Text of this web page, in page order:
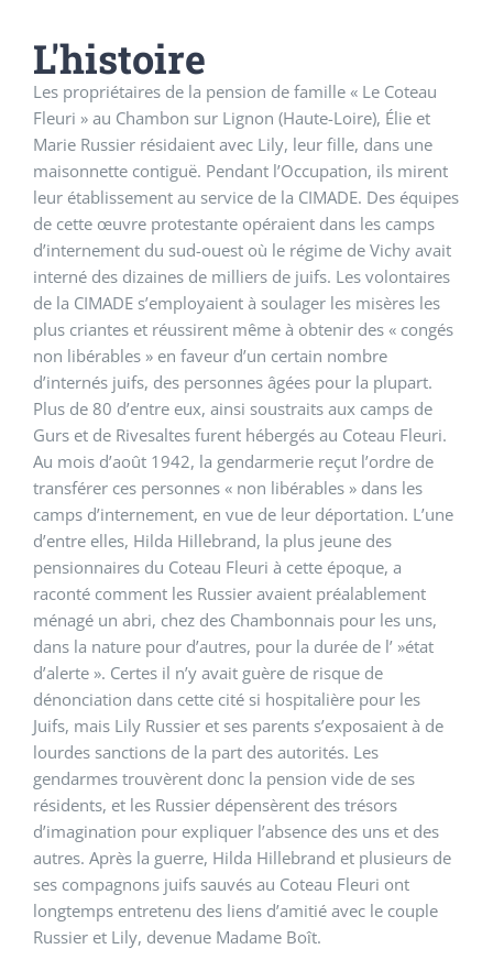
L'histoire
Les propriétaires de la pension de famille « Le Coteau
Fleuri » au Chambon sur Lignon (Haute-Loire), Élie et
Marie Russier résidaient avec Lily, leur fille, dans une
maisonnette contiguë. Pendant l’Occupation, ils mirent
leur établissement au service de la CIMADE. Des équipes
de cette œuvre protestante opéraient dans les camps
d’internement du sud-ouest où le régime de Vichy avait
interné des dizaines de milliers de juifs. Les volontaires
de la CIMADE s’employaient à soulager les misères les
plus criantes et réussirent même à obtenir des « congés
non libérables » en faveur d’un certain nombre
d’internés juifs, des personnes âgées pour la plupart.
Plus de 80 d’entre eux, ainsi soustraits aux camps de
Gurs et de Rivesaltes furent hébergés au Coteau Fleuri.
Au mois d’août 1942, la gendarmerie reçut l’ordre de
transférer ces personnes « non libérables » dans les
camps d’internement, en vue de leur déportation. L’une
d’entre elles, Hilda Hillebrand, la plus jeune des
pensionnaires du Coteau Fleuri à cette époque, a
raconté comment les Russier avaient préalablement
ménagé un abri, chez des Chambonnais pour les uns,
dans la nature pour d’autres, pour la durée de l’ »état
d’alerte ». Certes il n’y avait guère de risque de
dénonciation dans cette cité si hospitalière pour les
Juifs, mais Lily Russier et ses parents s’exposaient à de
lourdes sanctions de la part des autorités. Les
gendarmes trouvèrent donc la pension vide de ses
résidents, et les Russier dépensèrent des trésors
d’imagination pour expliquer l’absence des uns et des
autres. Après la guerre, Hilda Hillebrand et plusieurs de
ses compagnons juifs sauvés au Coteau Fleuri ont
longtemps entretenu des liens d’amitié avec le couple
Russier et Lily, devenue Madame Boît.